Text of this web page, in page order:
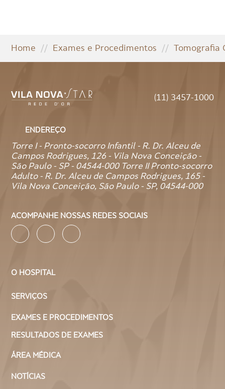
Home // Exames e Procedimentos // Tomografia
(11) 3457-1000
ENDEREÇO
Torre I - Pronto-socorro Infantil - R. Dr. Alceu de
Campos Rodrigues, 126 - Vila Nova Conceição -
São Paulo - SP - 04544-000 Torre II Pronto-socorro
Adulto - R. Dr. Alceu de Campos Rodrigues, 165 -
Vila Nova Conceição, São Paulo - SP, 04544-000
ACOMPANHE NOSSAS REDES SOCIAIS
O HOSPITAL
SERVIÇOS
EXAMES E PROCEDIMENTOS
RESULTADOS DE EXAMES
ÁREA MÉDICA
NOTÍCIAS